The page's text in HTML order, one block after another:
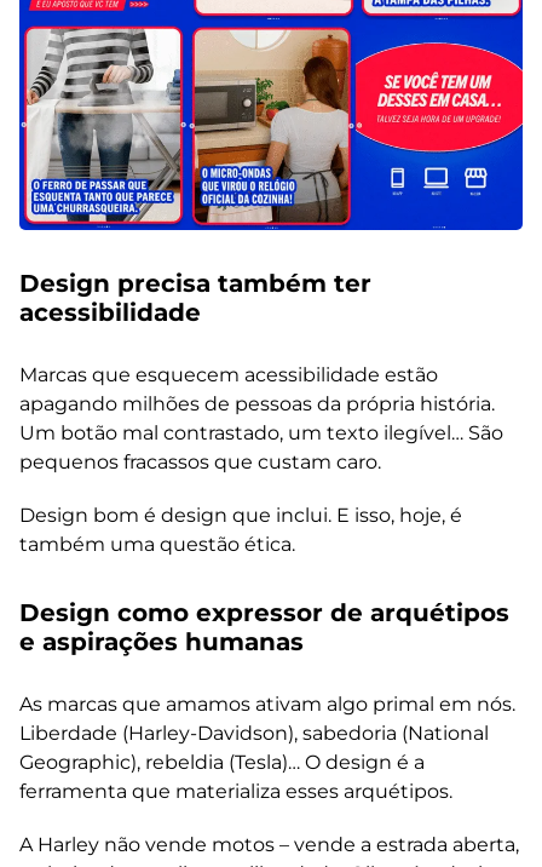
Design precisa também ter
acessibilidade
Marcas que esquecem acessibilidade estão
apagando milhões de pessoas da própria história.
Um botão mal contrastado, um texto ilegível… São
pequenos fracassos que custam caro.
Design bom é design que inclui. E isso, hoje, é
também uma questão ética.
Design como expressor de arquétipos
e aspirações humanas
As marcas que amamos ativam algo primal em nós.
Liberdade (Harley-Davidson), sabedoria (National
Geographic), rebeldia (Tesla)… O design é a
ferramenta que materializa esses arquétipos.
A Harley não vende motos – vende a estrada aberta,